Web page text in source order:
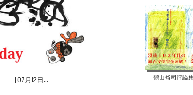
【07月12日... 【07月10日...
鶴山裕司評論